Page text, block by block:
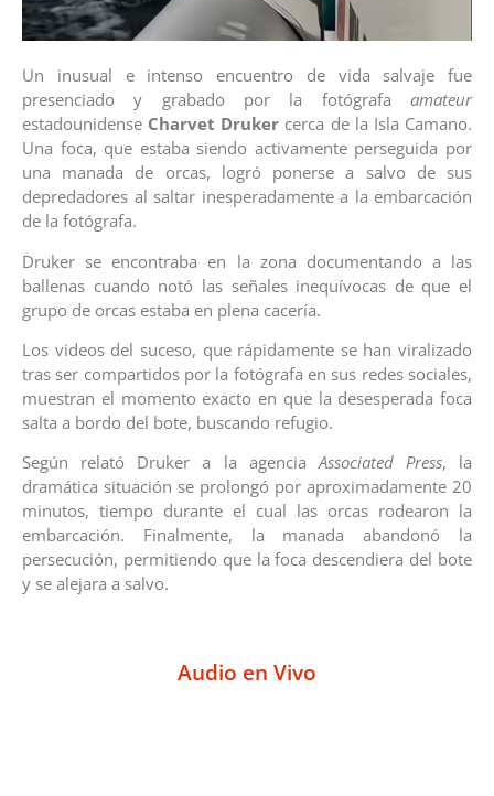
Un inusual e intenso encuentro de vida salvaje fue
presenciado y grabado por la fotógrafa amateur
estadounidense Charvet Druker cerca de la Isla Camano.
Una foca, que estaba siendo activamente perseguida por
una manada de orcas, logró ponerse a salvo de sus
depredadores al saltar inesperadamente a la embarcación
de la fotógrafa.
Druker se encontraba en la zona documentando a las
ballenas cuando notó las señales inequívocas de que el
grupo de orcas estaba en plena cacería.
Los videos del suceso, que rápidamente se han viralizado
tras ser compartidos por la fotógrafa en sus redes sociales,
muestran el momento exacto en que la desesperada foca
salta a bordo del bote, buscando refugio.
Según relató Druker a la agenciaAssociated Press, la
dramática situación se prolongó por aproximadamente 20
minutos, tiempo durante el cual las orcas rodearon la
embarcación. Finalmente, la manada abandonó la
persecución, permitiendo que la foca descendiera del bote
y se alejara a salvo.
Audio en Vivo